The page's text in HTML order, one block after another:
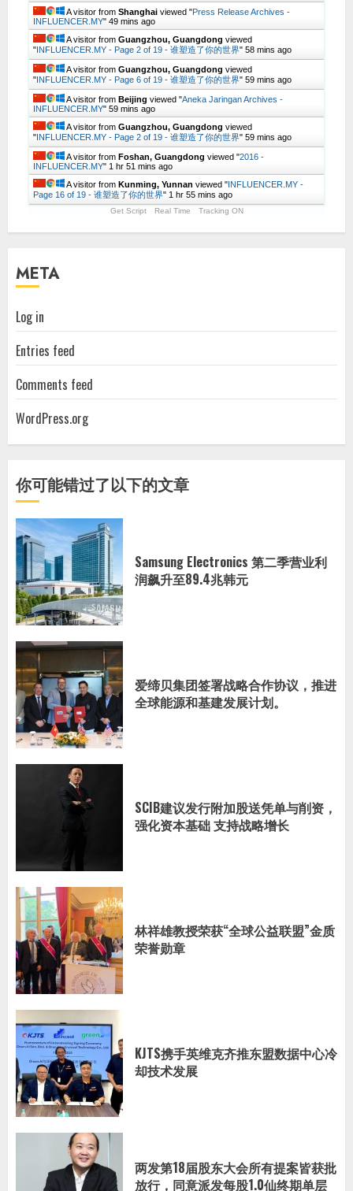
A visitor from Shanghai viewed "Press Release Archives -
INFLUENCER.MY" 49 mins ago
A visitor from Guangzhou, Guangdong viewed
"INFLUENCER.MY - Page 2 of 19 - 谁塑造了你的世界" 58 mins ago
A visitor from Guangzhou, Guangdong viewed
"INFLUENCER.MY - Page 6 of 19 - 谁塑造了你的世界" 59 mins ago
A visitor from Beijing viewed "Aneka Jaringan Archives -
INFLUENCER.MY" 59 mins ago
A visitor from Guangzhou, Guangdong viewed
"INFLUENCER.MY - Page 2 of 19 - 谁塑造了你的世界" 59 mins ago
A visitor from Foshan, Guangdong viewed "2016 -
INFLUENCER.MY" 1 hr 51 mins ago
A visitor from Kunming, Yunnan viewed "INFLUENCER.MY -
Page 16 of 19 - 谁塑造了你的世界" 1 hr 55 mins ago
Get Script Real Time Tracking ON
META
Log in
Entries feed
Comments feed
WordPress.org
你可能错过了以下的文章
Samsung Electronics 第二季营业利
润飙升至89.4兆韩元
爱缔贝集团签署战略合作协议，推进
全球能源和基建发展计划。
SCIB建议发行附加股送凭单与削资，
强化资本基础 支持战略增长
林祥雄教授荣获“全球公益联盟”金质
荣誉勋章
KJTS携手英维克齐推东盟数据中心冷
却技术发展
两发第18届股东大会所有提案皆获批
放行，同意派发每股1.0仙终期单层